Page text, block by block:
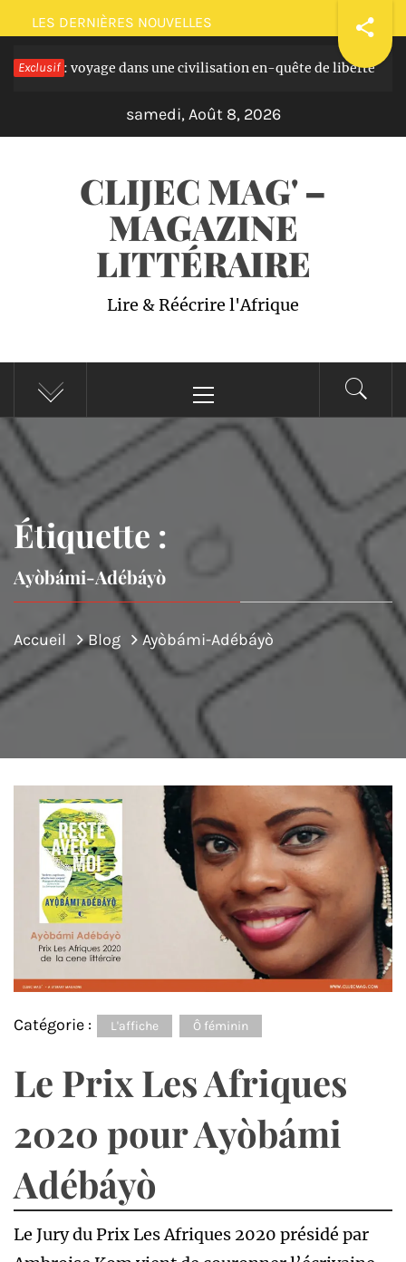
Passer
au
contenu
LES DERNIÈRES NOUVELLES
Exclusif voyage dans une civilisation en-quête de liberté
samedi, Août 8, 2026
CLIJEC MAG' –
MAGAZINE
LITTÉRAIRE
Lire & Réécrire l'Afrique
principal
Étiquette :
Ayòbámi-Adébáyò
Accueil Blog Ayòbámi-Adébáyò
Catégorie : L'affiche Ô féminin
Le Prix Les Afriques
2020 pour Ayòbámi
Adébáyò
Le Jury du Prix Les Afriques 2020 présidé par